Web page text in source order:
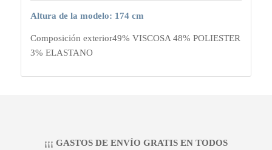
Altura de la modelo: 174 cm
Composición exterior49% VISCOSA 48% POLIESTER
3% ELASTANO
¡¡¡ GASTOS DE ENVÍO GRATIS EN TODOS